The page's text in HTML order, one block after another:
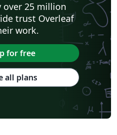
over 25 million
trust Overleaf
work.
for free
all plans